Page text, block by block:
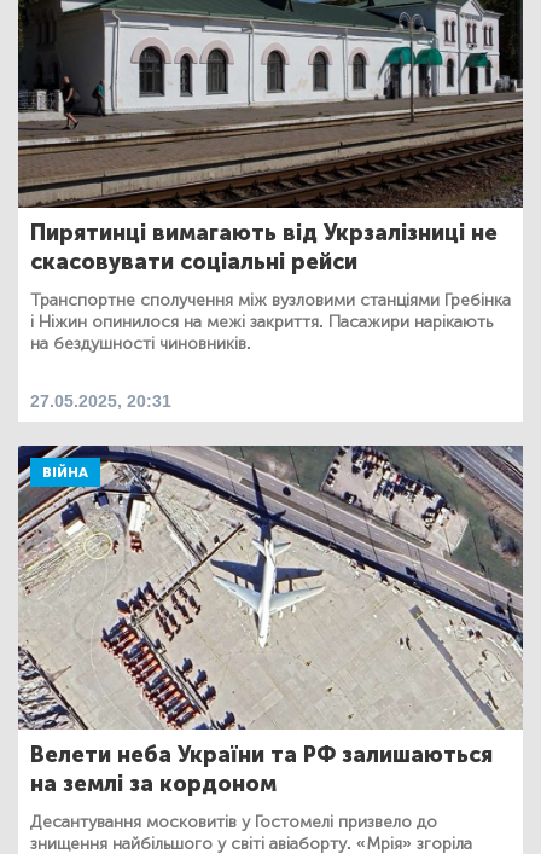
Пирятинці вимагають від Укрзалізниці не
скасовувати соціальні рейси
Транспортне сполучення між вузловими станціями Гребінка
і Ніжин опинилося на межі закриття. Пасажири нарікають
на бездушності чиновників.
27.05.2025, 20:31
ВІЙНА
Велети неба України та РФ залишаються
на землі за кордоном
Десантування московитів у Гостомелі призвело до
знищення найбільшого у світі авіаборту. «Мрія» згоріла